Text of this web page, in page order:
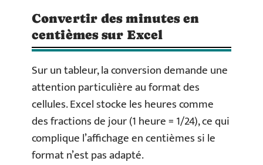
Convertir des minutes en
centièmes sur Excel
Sur un tableur, la conversion demande une
attention particulière au format des
cellules. Excel stocke les heures comme
des fractions de jour (1 heure = 1/24), ce qui
complique l’affichage en centièmes si le
format n’est pas adapté.